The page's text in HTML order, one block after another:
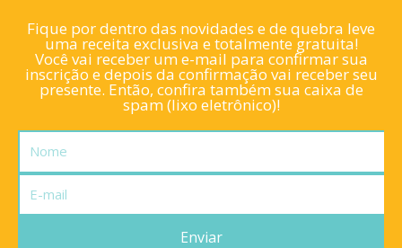
Fique por dentro das novidades e de quebra leve
uma receita exclusiva e totalmente gratuita!
Você vai receber um e-mail para confirmar sua
inscrição e depois da confirmação vai receber seu
presente. Então, confira também sua caixa de
spam (lixo eletrônico)!
Nome
mail
Enviar